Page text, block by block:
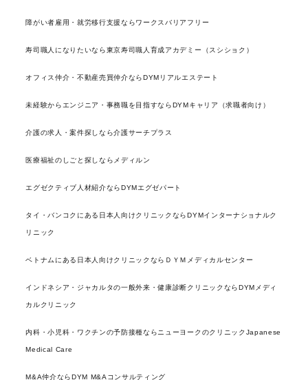
障がい者雇用・就労移行支援ならワークスバリアフリー
寿司職人になりたいなら東京寿司職人育成アカデミー（スシショク）
オフィス仲介・不動産売買仲介ならDYMリアルエステート
未経験からエンジニア・事務職を目指すならDYMキャリア（求職者向け）
介護の求人・案件探しなら介護サーチプラス
医療福祉のしごと探しならメディルン
エグゼクティブ人材紹介ならDYMエグゼパート
タイ・バンコクにある日本人向けクリニックならDYMインターナショナルク
リニック
ベトナムにある日本人向けクリニックならＤＹＭメディカルセンター
インドネシア・ジャカルタの一般外来・健康診断クリニックならDYMメディ
カルクリニック
内科・小児科・ワクチンの予防接種ならニューヨークのクリニックJapanese
Medical Care
M&A仲介ならDYM M&Aコンサルティング